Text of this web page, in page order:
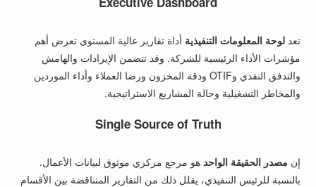
تعدلوحة المعلومات التنفيذية أداة تقارير عالية المستوى تعرض أهم
مؤشرات الأداء الرئيسية للشركة. وقد تتضمن الإيرادات والهامش
والتدفق النقدي وOTIF ودقة المخزون ورضا العملاء وأداء الموردين
والمخاطر التشغيلية وحالة المشاريع الاستراتيجية.
Single Source of Truth
إن مصدر الحقيقة الواحد هو مرجع مركزي موثوق لبيانات الأعمال.
بالنسبة للرئيس التنفيذي، يقلل ذلك من التقارير المتناقضة بين الأقسام